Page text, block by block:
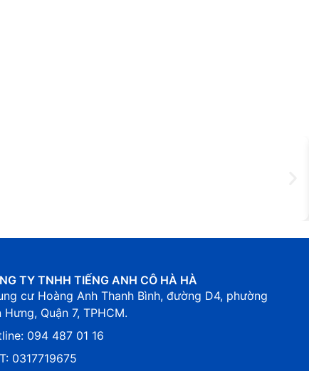
TY TNHH TIẾNG ANH CÔ HÀ HÀ
cư Hoàng Anh Thanh Bình, đường D4, phường
Hưng, Quận 7, TPHCM.
094 487 01 16
0317719675